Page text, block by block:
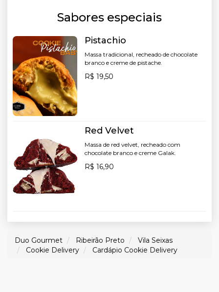
Sabores especiais
Pistachio
Massa tradicional, recheado de chocolate
branco e creme de pistache.
R$ 19,50
Red Velvet
Massa de red velvet, recheado com
chocolate branco e creme Galak.
R$ 16,90
Duo Gourmet Ribeirão Preto
Vila Seixas
Cookie Delivery
Cardápio Cookie Delivery